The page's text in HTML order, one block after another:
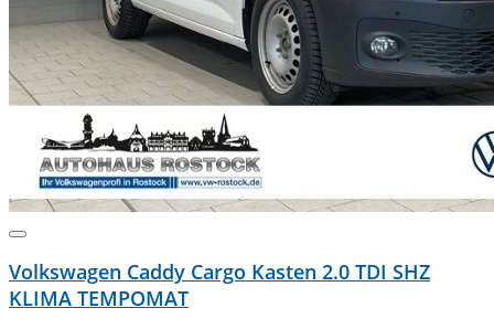
Volkswagen Caddy Cargo Kasten 2.0 TDI SHZ
KLIMA TEMPOMAT